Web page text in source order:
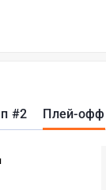
#2 Плей-офф